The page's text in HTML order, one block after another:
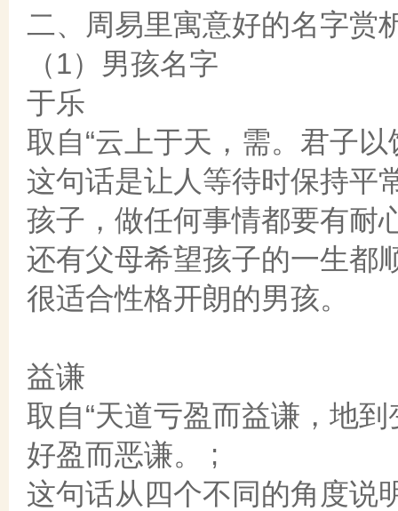
二、周易里寓意好的名字赏
（1）男孩名字
于乐
取自“云上于天，需。君子
这句话是让人等待时保持平
孩子，做任何事情都要有耐
还有父母希望孩子的一生都
很适合性格开朗的男孩。
益谦
取自“天道亏盈而益谦，地
好盈而恶谦。 ;
这句话从四个不同的角度说